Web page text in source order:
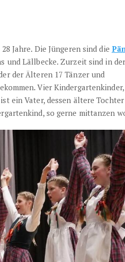
Jahre. Die Jüngeren sind die
und Lällbecke. Zurzeit sind in der
der Älteren 17 Tänzer und
Vier
ein Vater, dessen ältere Tochter
so gerne mittanzen